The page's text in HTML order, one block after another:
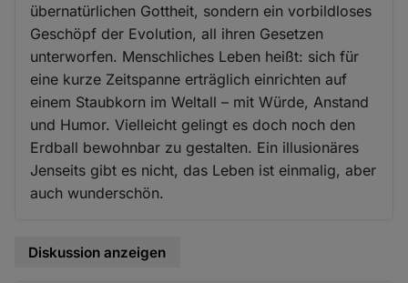
übernatürlichen Gottheit, sondern ein vorbildloses
Geschöpf der Evolution, all ihren Gesetzen
unterworfen. Menschliches Leben heißt: sich für
eine kurze Zeitspanne erträglich einrichten auf
einem Staubkorn im Weltall – mit Würde, Anstand
und Humor. Vielleicht gelingt es doch noch den
Erdball bewohnbar zu gestalten. Ein illusionäres
Jenseits gibt es nicht, das Leben ist einmalig, aber
auch wunderschön.
Diskussion anzeigen